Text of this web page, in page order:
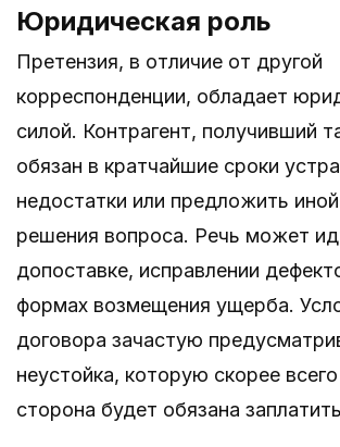
Юридическая роль
Претензия, в отличие от другой
корреспонденции, обладает
силой. Контрагент, получивший
обязан в кратчайшие сроки
недостатки или предложить
решения вопроса. Речь может
допоставке, исправлении
формах возмещения ущерба.
договора зачастую
неустойка, которую скорее
сторона будет обязана